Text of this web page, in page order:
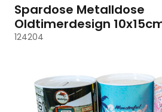
Spardose Metalldose
Oldtimerdesign
124204